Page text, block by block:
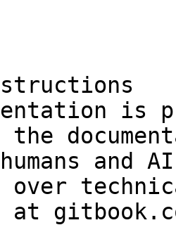
is
and
over
at